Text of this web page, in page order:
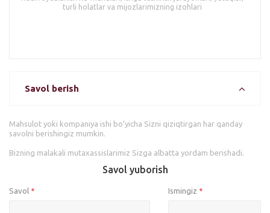
turli holatlar va mijozlarimizning izohlari
Savol berish
Mahsulot yoki kompaniya ishi bo’yicha Sizni qiziqtirgan har qanday
savolni berishingiz mumkin.
Bizning malakali mutaxassislarimiz Sizga albatta yordam berishadi.
Savol yuborish
Savol * Ismingiz *